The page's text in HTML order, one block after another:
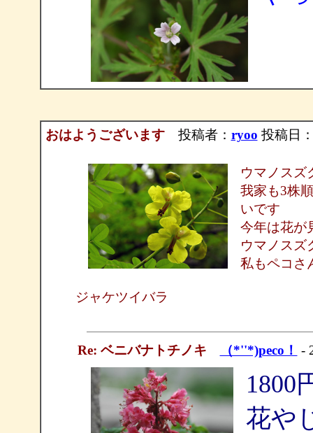
おはようございます投稿者： ryoo 投稿日
ウマノスズ
我家も3株
いです
今年は花が
ウマノスズ
私もペコさ
ジャケツイバラ
Re: ベニバナトチノキ （*''*)peco！ -
1800
花や